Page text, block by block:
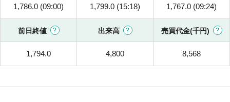
1,786.0 (09:00) 1,799.0 (15:18) 1,767.0 (09:24)
前日終値 出来高 売買代金(千円)
1,794.0 4,800 8,568